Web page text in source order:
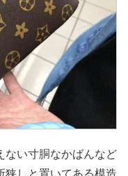
い寸胴なかばんなど